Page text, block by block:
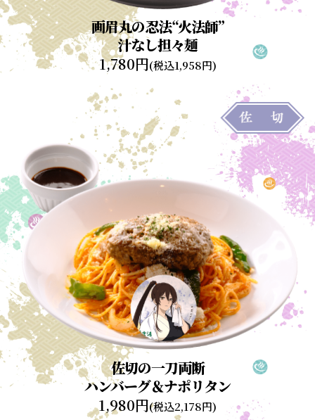
画眉丸の忍法“火法師”
汁なし担々麺
1,780円(税込1,958円)
佐切の一刀両断
ハンバーグ＆ナポリタン
1,980円(税込2,178円)